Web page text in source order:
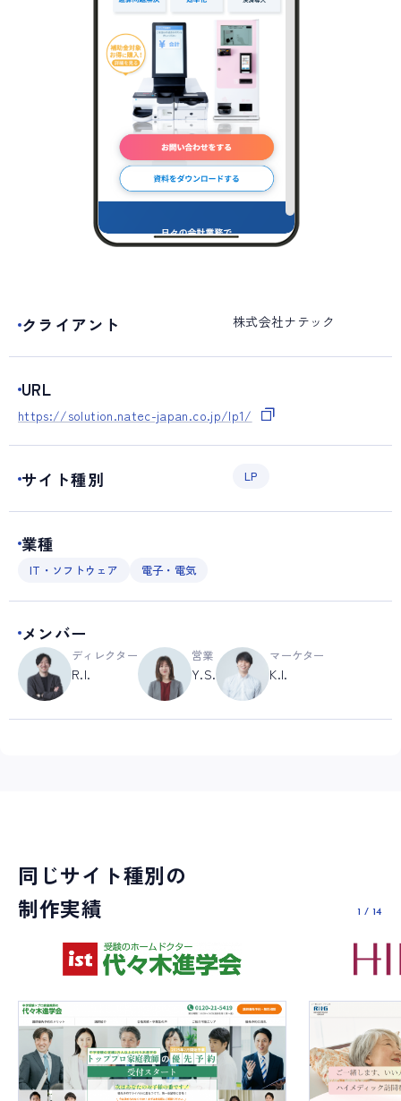
クライアント 株式会社ナテック
URL
https://solution.natec-japan.co.jp/lp1/
サイト種別 LP
業種
IT・ソフトウェア 電子・電気
メンバー
ディレクター
R.I.
営業
Y.S.
マーケター
K.I.
同じサイト種別の
制作実績
1 / 14